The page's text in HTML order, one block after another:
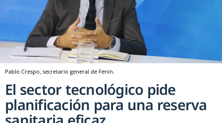
Pablo Crespo, secretario general de Fenin.
El sector tecnológico pide
planificación para una reserva